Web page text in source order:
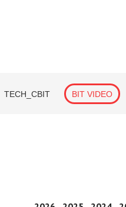
TECH_СВІТ BIT VIDEO